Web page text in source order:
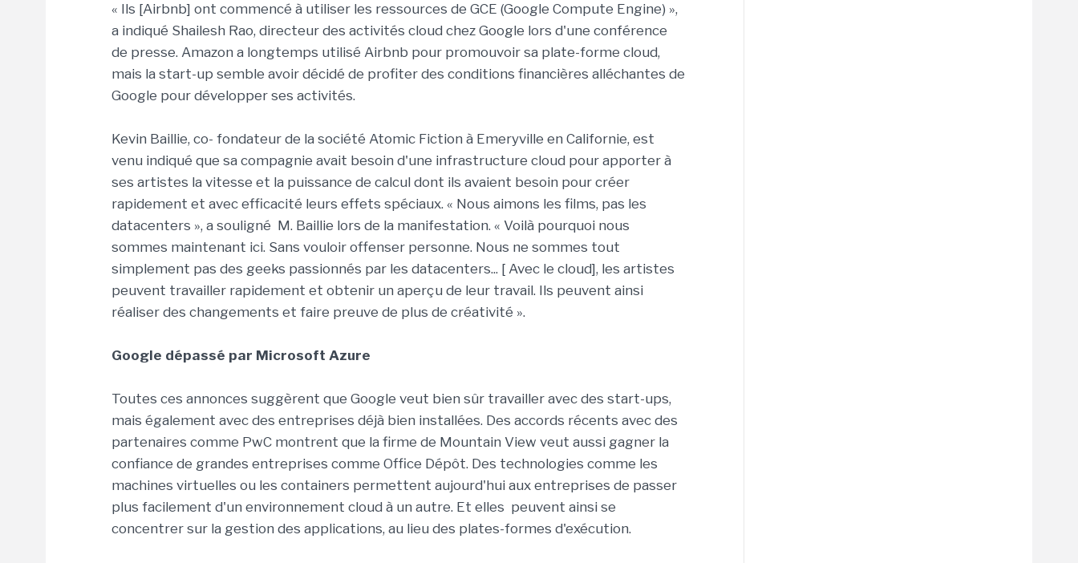
« Ils [Airbnb] ont commencé à utiliser les ressources de GCE (Google Compute Engine) »,
a indiqué Shailesh Rao, directeur des activités cloud chez Google lors d'une conférence
de presse. Amazon a longtemps utilisé Airbnb pour promouvoir sa plate-forme cloud,
mais la start-up semble avoir décidé de profiter des conditions financières alléchantes de
Google pour développer ses activités.
Kevin Baillie, co- fondateur de la société Atomic Fiction à Emeryville en Californie, est
venu indiqué que sa compagnie avait besoin d'une infrastructure cloud pour apporter à
ses artistes la vitesse et la puissance de calcul dont ils avaient besoin pour créer
rapidement et avec efficacité leurs effets spéciaux. « Nous aimons les films, pas les
datacenters », a souligné M. Baillie lors de la manifestation. « Voilà pourquoi nous
sommes maintenant ici. Sans vouloir offenser personne. Nous ne sommes tout
simplement pas des geeks passionnés par les datacenters... [ Avec le cloud], les artistes
peuvent travailler rapidement et obtenir un aperçu de leur travail. Ils peuvent ainsi
réaliser des changements et faire preuve de plus de créativité ».
Google dépassé par Microsoft Azure
Toutes ces annonces suggèrent que Google veut bien sûr travailler avec des start-ups,
mais également avec des entreprises déjà bien installées. Des accords récents avec des
partenaires comme PwC montrent que la firme de Mountain View veut aussi gagner la
confiance de grandes entreprises comme Office Dépôt. Des technologies comme les
machines virtuelles ou les containers permettent aujourd'hui aux entreprises de passer
plus facilement d'un environnement cloud à un autre. Et elles peuvent ainsi se
concentrer sur la gestion des applications, au lieu des plates-formes d'exécution.